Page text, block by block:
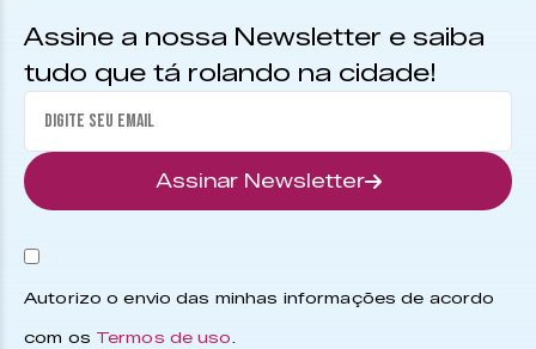
Assine a nossa Newsletter e saiba
tudo que tá rolando na cidade!
Assinar Newsletter
Autorizo o envio das minhas informações de acordo
com os Termos de uso.